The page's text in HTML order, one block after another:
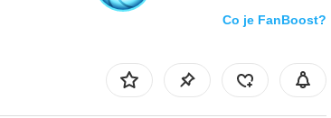
Co je FanBoost?